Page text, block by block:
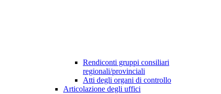
Rendiconti gruppi consiliari
regionali/provinciali
Atti degli organi di controllo
Articolazione degli uffici